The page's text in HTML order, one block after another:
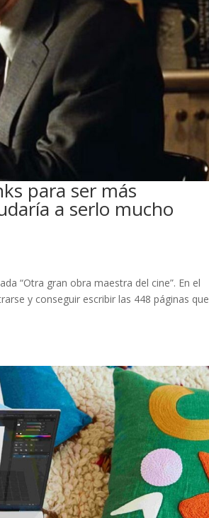
para ser más
a serlo mucho
“Otra gran obra maestra del cine”. En el
y conseguir escribir las 448 páginas que